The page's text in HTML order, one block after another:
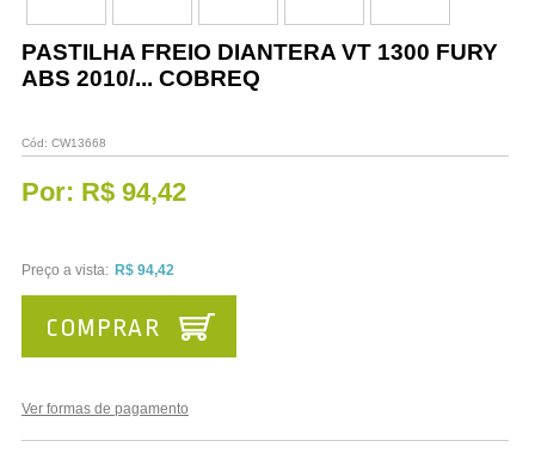
Promoções
PASTILHA FREIO DIANTERA VT 1300 FURY
ABS 2010/... COBREQ
Cód: CW13668
Por: R$ 94,42
Preço a vista: R$ 94,42
Ver formas de pagamento
COMPRAR